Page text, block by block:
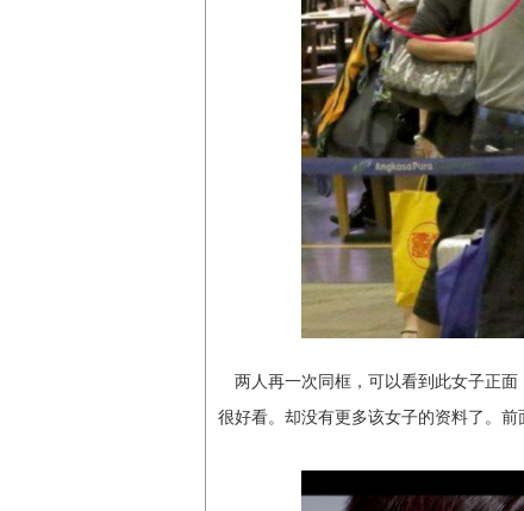
两人再一次同框，可以看到此女子正
很好看。却没有更多该女子的资料了。前